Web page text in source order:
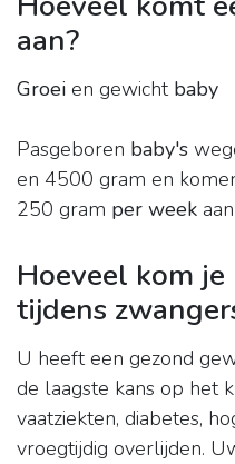
aan?
Groei en gewicht baby
Pasgeboren baby's
en 4500 gram en
250 gram per week
Hoeveel kom
tijdens
U heeft een gezond
de laagste kans op het
vaatziekten, diabetes,
vroegtijdig overlijden.